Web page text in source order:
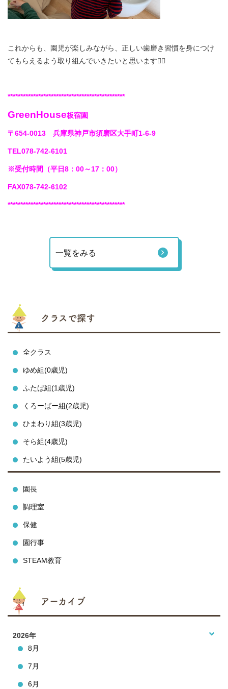
クラスで探す
全クラス
ゆめ組(0歳児)
ふたば組(1歳児)
くろーばー組(2歳児)
ひまわり組(3歳児)
そら組(4歳児)
たいよう組(5歳児)
園長
調理室
保健
園行事
STEAM教育
アーカイブ
2026年
8月
7月
6月
これからも、園児が楽しみながら、正しい歯磨き習慣を身につけ
てもらえるよう取り組んでいきたいと思います👩‍⚕️
**********************************************
GreenHouse板宿園
〒654-0013 兵庫県神戸市須磨区大手町1-6-9
TEL078-742-6101
※受付時間（平日8：00～17：00）
FAX078-742-6102
**********************************************
一覧をみる